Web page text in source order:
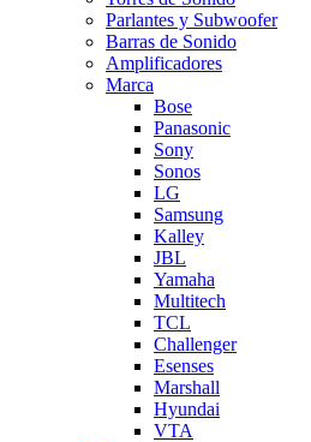
Parlantes y Subwoofer
Barras de Sonido
Amplificadores
Marca
Bose
Panasonic
Sony
Sonos
LG
Samsung
Kalley
JBL
Yamaha
Multitech
TCL
Challenger
Esenses
Marshall
Hyundai
VTA